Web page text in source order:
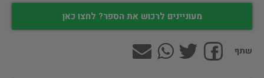
מעוניינים לרכוש את הספר? לחצו כאן
שתף